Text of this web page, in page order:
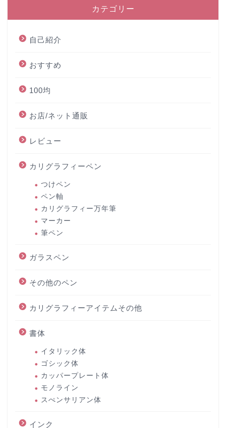
カテゴリー
自己紹介
おすすめ
100均
お店/ネット通販
レビュー
カリグラフィーペン
つけペン
ペン軸
カリグラフィー万年筆
マーカー
筆ペン
ガラスペン
その他のペン
カリグラフィーアイテムその他
書体
イタリック体
ゴシック体
カッパープレート体
モノライン
スぺンサリアン体
インク